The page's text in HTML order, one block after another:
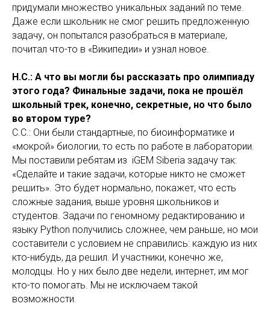
придумали множество уникальных заданий по теме.
Даже если школьник не смог решить предложенную
задачу, он попытался разобраться в материале,
почитал что-то в «Википедии» и узнал новое.
Н.С.: А что вы могли бы рассказать про олимпиаду
этого года? Финальные задачи, пока не прошёл
школьный трек, конечно, секретные, но что было
во втором туре?
С.С.: Они были стандартные, по биоинформатике и
«мокрой» биологии, то есть по работе в лаборатории.
Мы поставили ребятам из iGEM Siberia задачу так:
«Сделайте и такие задачи, которые никто не сможет
решить». Это будет нормально, покажет, что есть
сложные задания, выше уровня школьников и
студентов. Задачи по геномному редактированию и
языку Python получились сложнее, чем раньше, но мои
составители с условием не справились: каждую из них
кто-нибудь, да решил. И участники, конечно же,
молодцы. Но у них было две недели, интернет, им мог
кто-то помогать. Мы не исключаем такой
возможности.